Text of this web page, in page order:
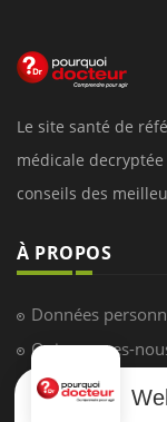
Le site santé de
médicale
conseils des
À PROPOS
Données
Qui sommes-
Conditions